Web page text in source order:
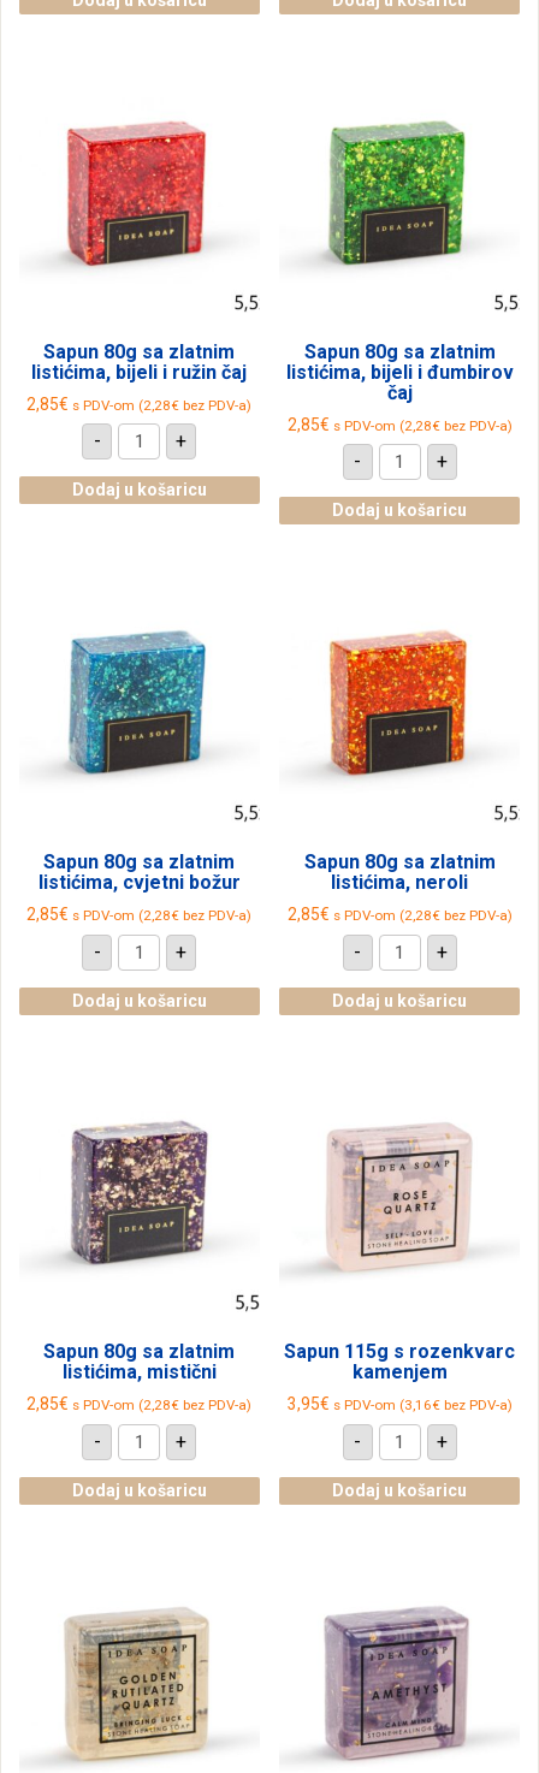
u
(SET
5
pak.)
količina
u
(SET
5
pak.)
količina
Sapun 80g sa zlatnim
listićima, bijeli i ružin čaj
2,85€ s PDV-om (2,28€ bez PDV-a)
-
Sapun
80g
zlatnim
listićima,
+
Dodaj u košaricu
Sapun 80g sa zlatnim
listićima, bijeli i đumbirov
čaj
2,85€ s PDV-om (2,28€bez PDV-a)
-
Sapun
80g
zlatnim
listićima,
količina
+
Dodaj u košaricu
Sapun 80g sa zlatnim
listićima, cvjetni božur
2,85€ s PDV-om (2,28€ bez PDV-a)
-
Sapun
80g
zlatnim
listićima,
+
Dodaj u košaricu
Sapun 80g sa zlatnim
listićima, neroli
2,85€ s PDV-om (2,28€bez PDV-a)
-
Sapun
80g
zlatnim
listićima,
+
Dodaj u košaricu
Sapun 80g sa zlatnim
listićima, mistični
2,85€ s PDV-om (2,28€ bez PDV-a)
-
Sapun
80g
zlatnim
listićima,
+
Dodaj u košaricu
Sapun 115g s rozenkvarc
kamenjem
3,95€ s PDV-om (3,16€bez PDV-a)
-
Sapun
115g
rozenkvarc
kamenjem
+
Dodaj u košaricu